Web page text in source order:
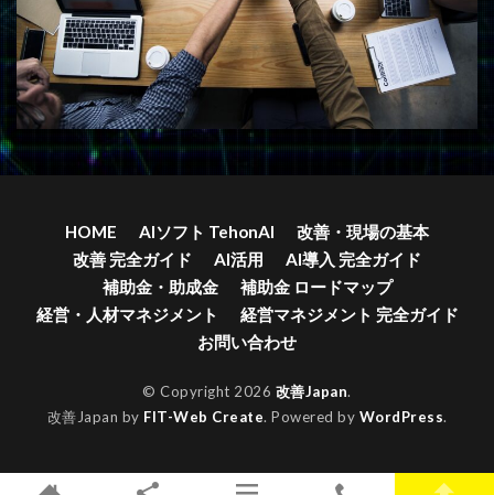
HOME AIソフト TehonAI
改善・現場の基本
改善 完全ガイド
AI活用
AI導入 完全ガイド
補助金・助成金
補助金 ロードマップ
経営・人材マネジメント
経営マネジメント 完全ガイド
お問い合わせ
© Copyright 2026 改善Japan.
改善Japan by FIT-Web Create. Powered by WordPress.